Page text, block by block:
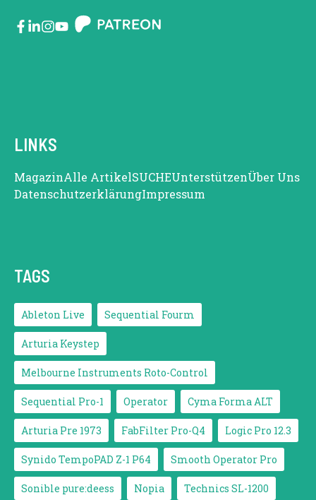
LINKS
MagazinAlle ArtikelSUCHEUnterstützenÜber Uns
DatenschutzerklärungImpressum
TAGS
Ableton Live Sequential Fourm
Arturia Keystep
Melbourne Instruments Roto-Control
Sequential Pro-1 Operator Cyma Forma ALT
Arturia Pre 1973 FabFilter Pro-Q4 Logic Pro 12.3
Synido TempoPAD Z-1 P64 Smooth Operator Pro
Sonible pure:deess Nopia Technics SL-1200